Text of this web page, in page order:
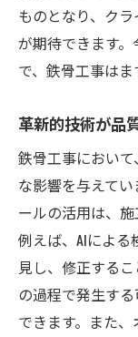
ものとなり、ク
が期待できます
で、鉄骨工事はま
革新的技術が品
鉄骨工事におい
な影響を与えて
ールの活用は、施
例えば、AIによ
見し、修正する
の過程で発生す
できます。また